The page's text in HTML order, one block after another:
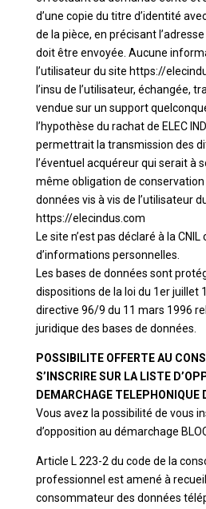
d’une copie du titre d’identité
de la pièce, en précisant
doit être envoyée. Aucune
l’utilisateur du site https://
l’insu de l’utilisateur, échangée,
vendue sur un support
l’hypothèse du rachat de ELEC
permettrait la transmission des
l’éventuel acquéreur qui serait à
même obligation de
données vis à vis de l’utilisateur
https://elecindus.com
Le site n’est pas déclaré à la
d’informations personnelles.
Les bases de données sont
dispositions de la loi du 1er juillet
directive 96/9 du 11 mars 1996
juridique des bases de données.
POSSIBILITE OFFERTE AU
S’INSCRIRE SUR LA LISTE
DEMARCHAGE TELEPHONIQUE
Vous avez la possibilité de vous
d’opposition au démarchage
Article L 223-2 du code de la
professionnel est amené à
consommateur des données